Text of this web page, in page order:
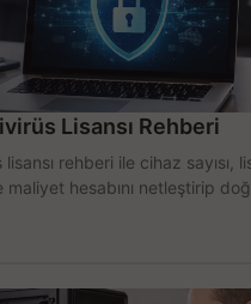
Lisansı Rehberi
rehberi ile cihaz sayısı,
maliyet hesabını netleştirip